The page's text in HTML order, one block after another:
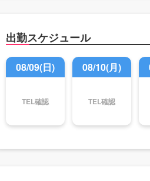
出勤スケジュール
08/09(日)
TEL確認
08/10(月)
TEL確認